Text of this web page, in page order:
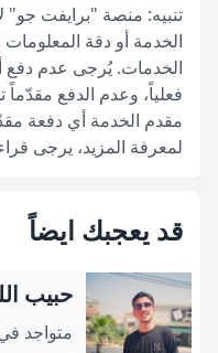
تنبيه: منصة "برايفت جو"
الخدمة أو دقة
الخدمات. يُرجى عدم دفع
فعلياً، وعدم الدفع
مقدم الخدمة أي دفعة
لمعرفة المزيد، يرجى
قد يعجبك ايضاً
حبيب
متواجد